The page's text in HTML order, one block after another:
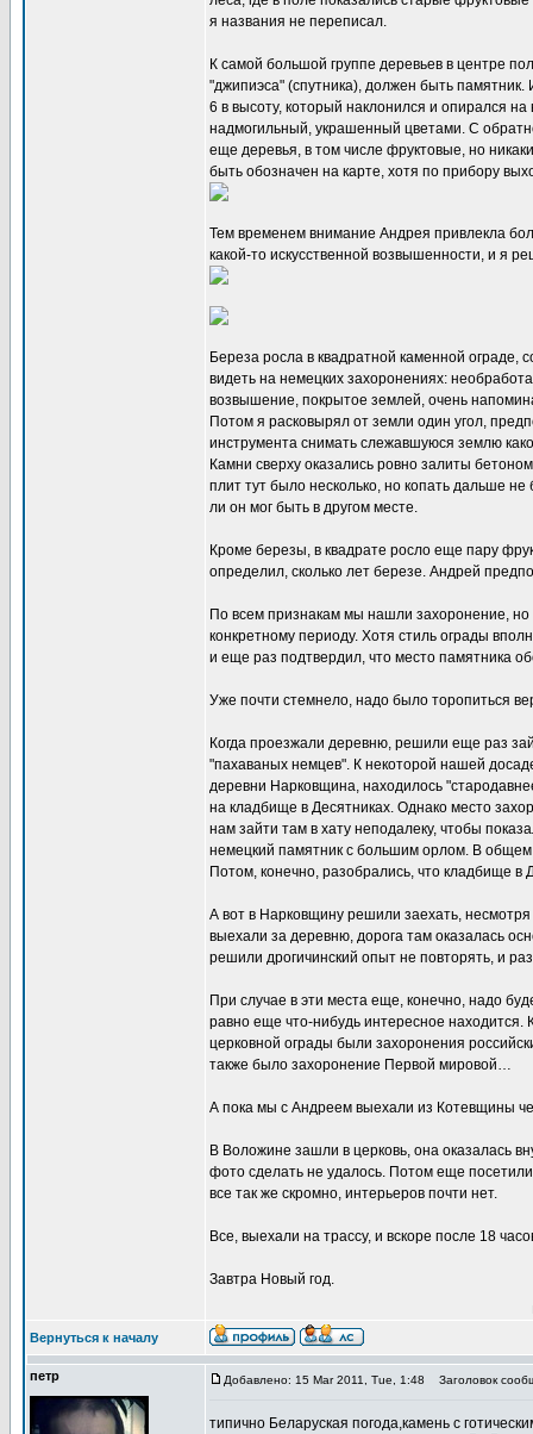
я названия не переписал.
К самой большой группе деревьев в центре
"джипиэса" (спутника), должен быть
6 в высоту, который наклонился и опирался
надмогильный, украшенный цветами. С
еще деревья, в том числе фруктовые, но
быть обозначен на карте, хотя по прибору
Тем временем внимание Андрея привлекла
какой-то искусственной возвышенности, и я
Береза росла в квадратной каменной
видеть на немецких захоронениях:
возвышение, покрытое землей, очень
Потом я расковырял от земли один угол,
инструмента снимать слежавшуюся землю
Камни сверху оказались ровно залиты
плит тут было несколько, но копать дальше
ли он мог быть в другом месте.
Кроме березы, в квадрате росло еще пару
определил, сколько лет березе. Андрей
По всем признакам мы нашли захоронение, но
конкретному периоду. Хотя стиль ограды
и еще раз подтвердил, что место памятника
Уже почти стемнело, надо было торопиться
Когда проезжали деревню, решили еще раз
"пахаваных немцев". К некоторой нашей
деревни Нарковщина, находилось
на кладбище в Десятниках. Однако место
нам зайти там в хату неподалеку, чтобы
немецкий памятник с большим орлом. В
Потом, конечно, разобрались, что кладбище в
А вот в Нарковщину решили заехать,
выехали за деревню, дорога там оказалась
решили дрогичинский опыт не повторять, и
При случае в эти места еще, конечно, надо
равно еще что-нибудь интересное находится.
церковной ограды были захоронения
также было захоронение Первой мировой…
А пока мы с Андреем выехали из Котевщины
В Воложине зашли в церковь, она оказалась
фото сделать не удалось. Потом еще
все так же скромно, интерьеров почти нет.
Все, выехали на трассу, и вскоре после 18
Завтра Новый год.
Вернуться к началу
петр Добавлено: 15 Mar 2011, Tue, 1:48 Заголовок
типично Беларуская погода,камень с